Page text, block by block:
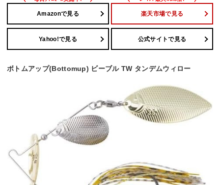
Amazonで見る 楽天市場で見る
Yahoo!で見る 公式サイトで見る
ボトムアップ(Bottomup) ビーブル TW タンデムウィロー